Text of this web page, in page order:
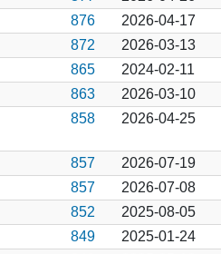
876 2026-04-17
872 2026-03-13
865 2024-02-11
863 2026-03-10
858 2026-04-25
857 2026-07-19
857 2026-07-08
852 2025-08-05
849 2025-01-24